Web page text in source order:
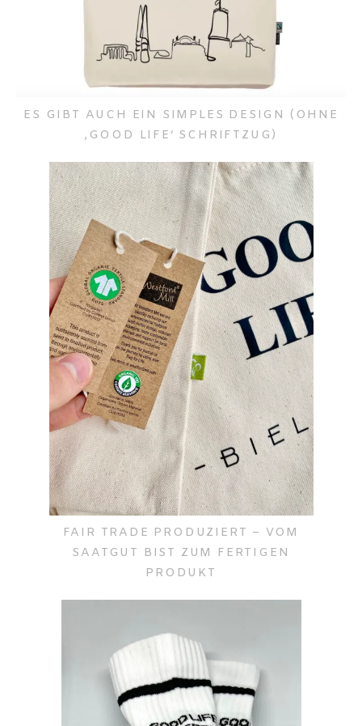
ES GIBT AUCH EIN SIMPLES DESIGN (OHNE
‚GOOD LIFE‘ SCHRIFTZUG)
FAIR TRADE PRODUZIERT – VOM
SAATGUT BIST ZUM FERTIGEN
PRODUKT